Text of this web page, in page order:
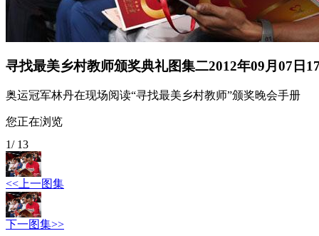
寻找最美乡村教师颁奖典礼图集二2012年09月07日
奥运冠军林丹在现场阅读“寻找最美乡村教师”颁奖晚会手册
您正在浏览
1/ 13
<<上一图集
下一图集>>